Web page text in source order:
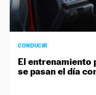
CONDUCIR
El entrenamiento
se pasan el día